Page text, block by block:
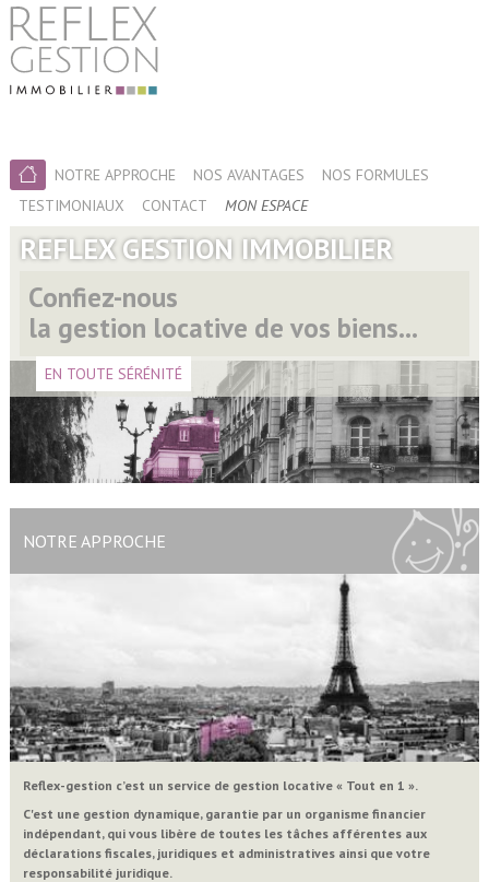
NOTRE APPROCHE NOS AVANTAGES
NOS FORMULES
TESTIMONIAUX
CONTACT MON ESPACE
REFLEX GESTION IMMOBILIER
Confiez-nous
la gestion locative de vos biens...
EN TOUTE SÉRÉNITÉ
NOTRE APPROCHE
Reflex-gestion c’est un service de gestion locative « Tout en 1 ».
C'est une gestion dynamique, garantie par un organisme financier
indépendant, qui vous libère de toutes les tâches afférentes aux
déclarations fiscales, juridiques et administratives ainsi que votre
responsabilité juridique.